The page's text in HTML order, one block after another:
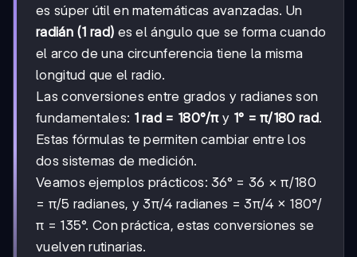
es súper útil en matemáticas avanzadas. Un
radián (1 rad) es el ángulo que se forma cuando
el arco de una circunferencia tiene la misma
longitud que el radio.
Las conversiones entre grados y radianes son
fundamentales: 1 rad = 180°/πy 1° = π/180 rad.
Estas fórmulas te permiten cambiar entre los
dos sistemas de medición.
Veamos ejemplos prácticos: 36° = 36 × π/180
= π/5 radianes, y 3π/4 radianes = 3π/4 × 180°/
π = 135°. Con práctica, estas conversiones se
vuelven rutinarias.